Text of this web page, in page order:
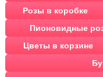
Розы в коробке
Пионовидные
Цветы в корзине